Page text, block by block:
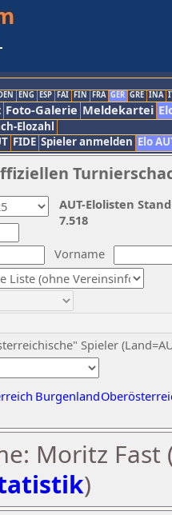
ENG ESP FAI FIN FRA GER GRE INA
Foto-Galerie Meldekartei
Elozahl
FIDE Spieler anmelden Elo
Vorname
Spieler
Burgenland
AUT-Elolisten
7.518
Moritz Fast
)